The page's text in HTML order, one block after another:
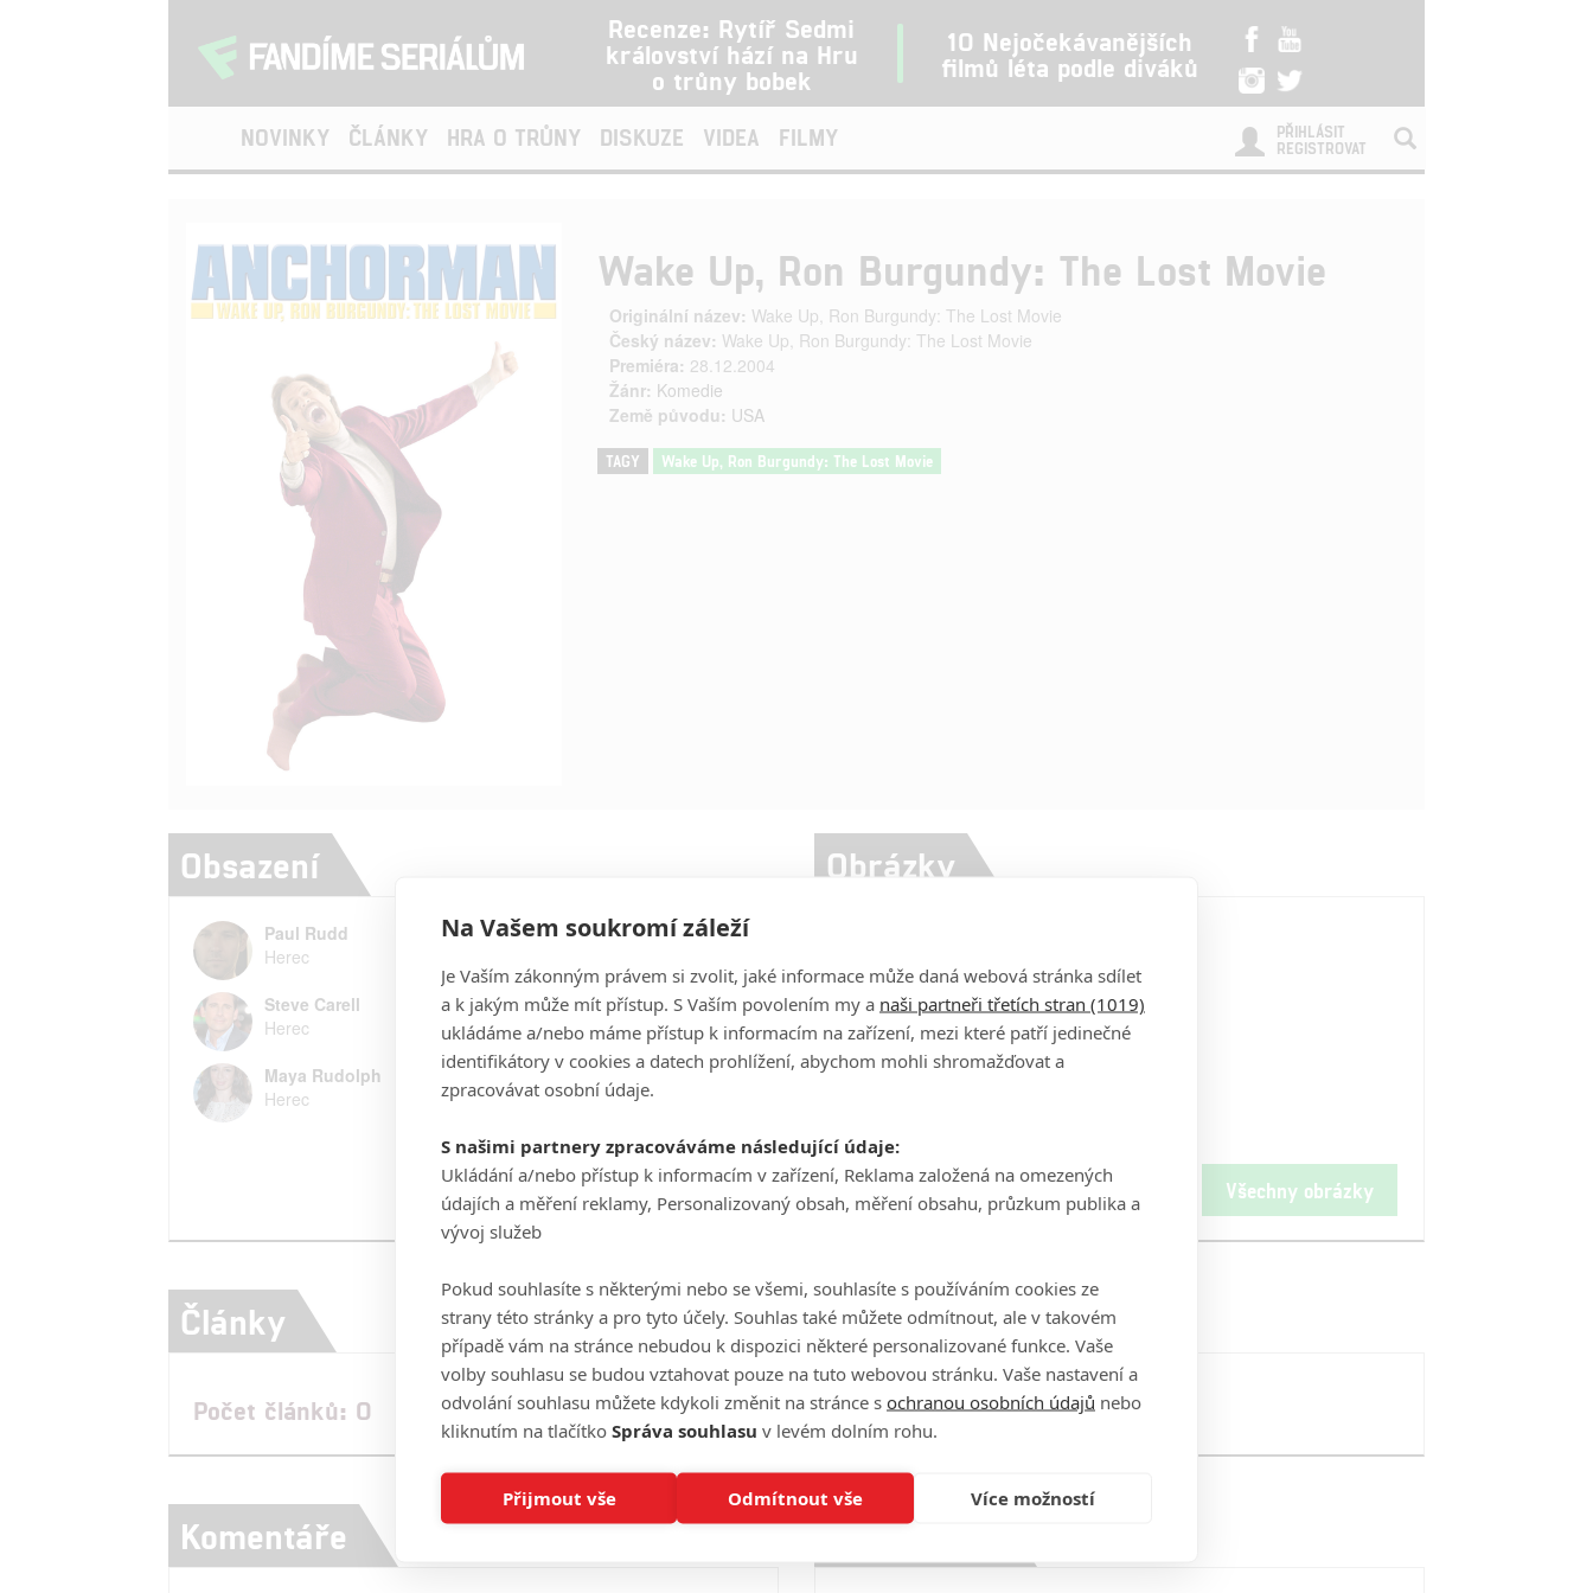
Recenze: Rytíř Sedmi
království hází na Hru
o trůny bobek
10 Nejočekávanějších
filmů léta podle diváků
NOVINKY ČLÁNKY HRA O TRŮNY DISKUZE VIDEA FILMY
PŘIHLÁSIT
REGISTROVAT
Wake Up, Ron Burgundy: The Lost Movie
Originální název: Wake Up, Ron Burgundy: The Lost Movie
Český název: Wake Up, Ron Burgundy: The Lost Movie
Premiéra: 28.12.2004
Žánr: Komedie
Země původu: USA
TAGY Wake Up, Ron Burgundy: The Lost Movie
Obsazení
Paul Rudd
Herec
Fred Armisen
Steve Carell
Herec
Kathryn Hahn
Herec
Maya Rudolph
Herec
Will Ferrell
Herec
Celé obsazení
Obrázky
Počet obrázků: 1
Všechny obrázky
Články
Počet článků: 0
Videa
Počet videií: 0
Komentáře Hodnocení
Na Vašem soukromí záleží
Je Vaším zákonným právem si zvolit, jaké informace může daná webová stránka sdílet
a k jakým může mít přístup. S Vaším povolením my a naši partneři třetích stran (1019)
ukládáme a/nebo máme přístup k informacím na zařízení, mezi které patří jedinečné
identifikátory v cookies a datech prohlížení, abychom mohli shromažďovat a
zpracovávat osobní údaje.
S našimi partnery zpracováváme následující údaje:
Ukládání a/nebo přístup k informacím v zařízení, Reklama založená na omezených
údajích a měření reklamy, Personalizovaný obsah, měření obsahu, průzkum publika a
vývoj služeb
Pokud souhlasíte s některými nebo se všemi, souhlasíte s používáním cookies ze
strany této stránky a pro tyto účely. Souhlas také můžete odmítnout, ale v takovém
případě vám na stránce nebudou k dispozici některé personalizované funkce. Vaše
volby souhlasu se budou vztahovat pouze na tuto webovou stránku. Vaše nastavení a
odvolání souhlasu můžete kdykoli změnit na stránce s ochranou osobních údajů nebo
kliknutím na tlačítko Správa souhlasu v levém dolním rohu.
Přijmout vše Odmítnout vše Více možností